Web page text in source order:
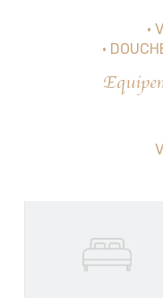
•
•